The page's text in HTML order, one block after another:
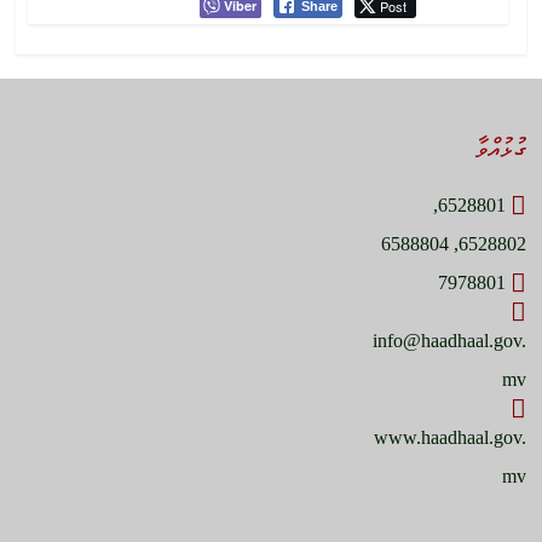
Viber Share Post
ގުޅުއްވާ
6528801,
6528802, 6588804
info@haadhaal.gov.
mv
www.haadhaal.gov.
mv